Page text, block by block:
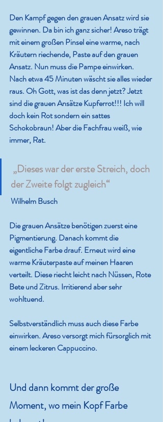
Den Kampf gegen den grauen Ansatz wird sie
gewinnen. Da bin ich ganz sicher! Areso trägt
mit einem großen Pinsel eine warme, nach
Kräutern riechende, Paste auf den grauen
Ansatz. Nun muss die Pampe einwirken.
Nach etwa 45 Minuten wäscht sie alles wieder
raus. Oh Gott, was ist das denn jetzt? Jetzt
sind die grauen Ansätze Kupferrot!!! Ich will
doch kein Rot sondern ein sattes
Schokobraun! Aber die Fachfrau weiß, wie
immer, Rat.
„Dieses war der erste Streich, doch
der Zweite folgt zugleich“
Wilhelm Busch
Die grauen Ansätze benötigen zuerst eine
Pigmentierung. Danach kommt die
eigentliche Farbe drauf. Erneut wird eine
warme Kräuterpaste auf meinen Haaren
verteilt. Diese riecht leicht nach Nüssen, Rote
Bete und Zitrus. Irritierend aber sehr
wohltuend.
Selbstverständlich muss auch diese Farbe
einwirken. Areso versorgt mich fürsorglich mit
einem leckeren Cappuccino.
Und dann kommt der große
Moment, wo mein Kopf Farbe